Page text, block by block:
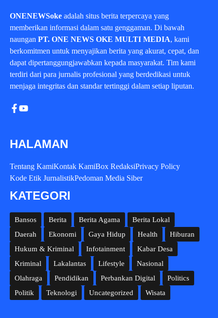
ONENEWSoke adalah situs berita terpercaya yang
memberikan informasi dalam satu genggaman. Di bawah
naungan PT. ONE NEWS OKE MULTI MEDIA, kami
berkomitmen untuk menyajikan berita yang akurat, cepat, dan
dapat dipertanggungjawabkan kepada masyarakat. Tim kami
terdiri dari para jurnalis profesional yang berdedikasi untuk
menjaga integritas dan standar tertinggi dalam setiap liputan.
HALAMAN
Tentang KamiKontak KamiBox RedaksiPrivacy Policy
Kode Etik JurnalistikPedoman Media Siber
KATEGORI
Bansos Berita Berita Agama
Berita Lokal
Daerah
Ekonomi Gaya Hidup Health
Hiburan
Hukum & Kriminal
Infotainment
Kabar Desa
Kriminal
Lakalantas Lifestyle
Nasional
Olahraga
Pendidikan Perbankan Digital
Politics
Politik
Teknologi Uncategorized Wisata